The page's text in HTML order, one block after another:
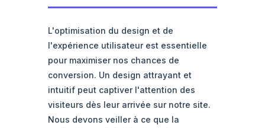
L'optimisation du design et de
l'expérience utilisateur est essentielle
pour maximiser nos chances de
conversion. Un design attrayant et
intuitif peut captiver l'attention des
visiteurs dès leur arrivée sur notre site.
Nous devons veiller à ce que la